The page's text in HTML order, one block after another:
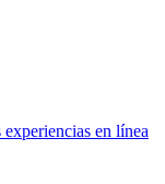
en línea